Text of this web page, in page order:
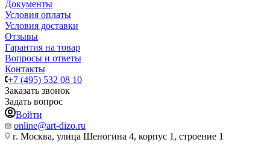
Документы
Условия оплаты
Условия доставки
Отзывы
Гарантия на товар
Вопросы и ответы
Контакты
+7 (495) 532 08 10
Заказать звонок
Задать вопрос
Войти
online@art-dizo.ru
г. Москва, улица Шеногина 4, корпус 1, строение 1